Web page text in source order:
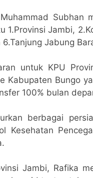
Subhan
1.Provinsi Jambi,
Jabung
untuk KPU
Kabupaten Bungo
100% bulan
berbagai
Kesehatan
Jambi, Rafika